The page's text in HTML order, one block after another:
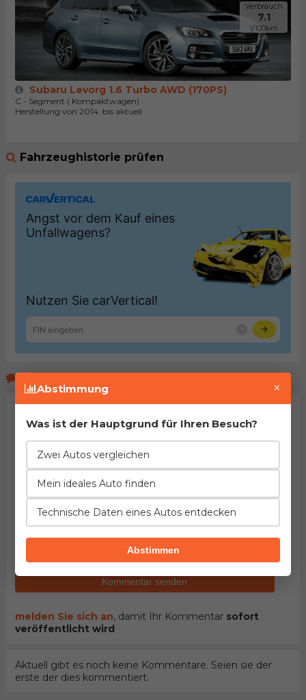
Verbrauch
7.1
l/100km
Subaru Levorg 1.6 Turbo AWD (170PS)
C - Segment ( Kompaktwagen)
Herstellung von 2014. bis aktuell
Fahrzeughistorie prüfen
HINWEIS:Pflichtfelder sind mit dem Stern (*)
gekennzeichnet. Mit dem Versenden des Kommentars
bestätigen SieNutzungsbedingungenunseres Portals
gelesen und akzeptiert zu haben.
Kommentar senden
melden Sie sich an, damit Ihr Kommentar sofort
veröffentlicht wird
Aktuell gibt es noch keine Kommentare. Seien sie der
erste der dies kommentiert.
Abstimmung ×
Was ist der Hauptgrund für Ihren Besuch?
Zwei Autos vergleichen
Mein ideales Auto finden
Technische Daten eines Autos entdecken
Abstimmen